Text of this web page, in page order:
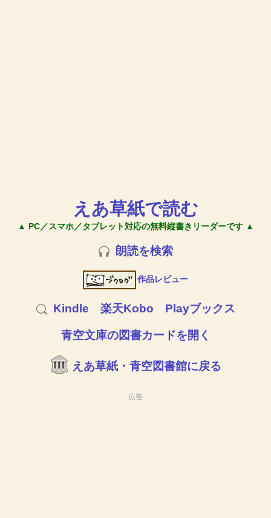
えあ草紙で読む
▲ PC／スマホ／タブレット対応の無料縦書きリーダーです ▲
朗読を検索
作品レビュー
Kindle 楽天Kobo Playブックス
青空文庫の図書カードを開く
えあ草紙・青空図書館に戻る
広告